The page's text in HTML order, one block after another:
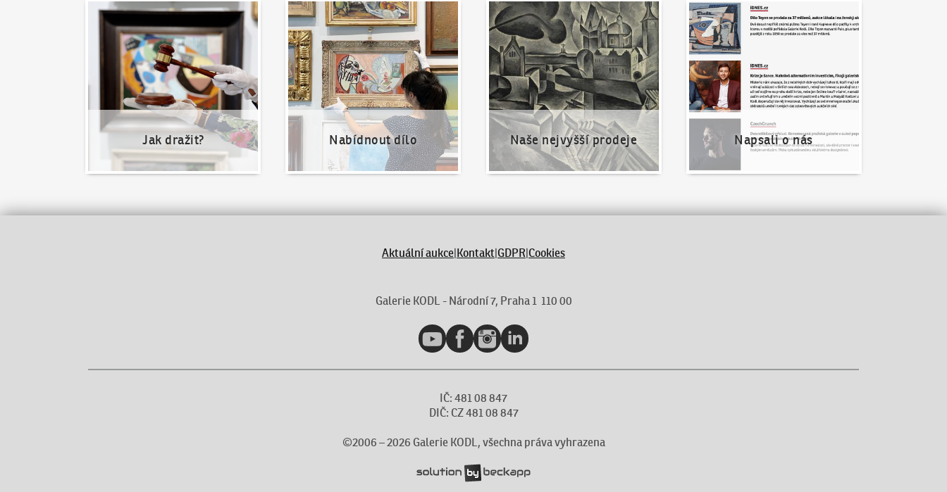
Jak dražit?
Jak dražit?
Nabídnout dílo
Nabídnout dílo
Naše nejvyšší prodeje
Naše nejvyšší prodeje
Napsali o nás
Napsali o nás
Aktuální aukce|Kontakt|GDPR|Cookies
Galerie KODL - Národní 7, Praha 1 110 00
YouTubeFacebookInstagramLinkedIn
IČ: 481 08 847
DIČ: CZ 481 08 847
©2006 –2026 Galerie KODL, všechna práva vyhrazena